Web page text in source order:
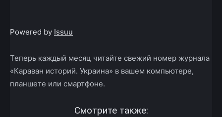
Powered by Issuu
Теперь каждый месяц читайте свежий номер журнала
«Караван историй. Украина» в вашем компьютере,
планшете или смартфоне.
Смотрите также: